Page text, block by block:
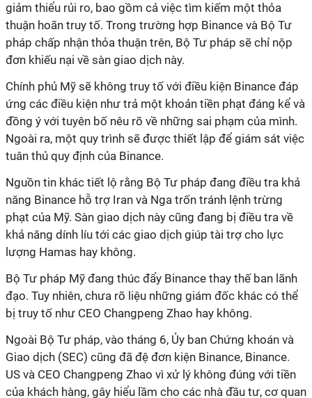
giảm thiểu rủi ro, bao gồm cả việc tìm kiếm một thỏa
thuận hoãn truy tố. Trong trường hợp Binance và Bộ Tư
pháp chấp nhận thỏa thuận trên, Bộ Tư pháp sẽ chỉ nộp
đơn khiếu nại về sàn giao dịch này.
Chính phủ Mỹ sẽ không truy tố với điều kiện Binance đáp
ứng các điều kiện như trả một khoản tiền phạt đáng kể và
đồng ý với tuyên bố nêu rõ về những sai phạm của mình.
Ngoài ra, một quy trình sẽ được thiết lập để giám sát việc
tuân thủ quy định của Binance.
Nguồn tin khác tiết lộ rằng Bộ Tư pháp đang điều tra khả
năng Binance hỗ trợ Iran và Nga trốn tránh lệnh trừng
phạt của Mỹ. Sàn giao dịch này cũng đang bị điều tra về
khả năng dính líu tới các giao dịch giúp tài trợ cho lực
lượng Hamas hay không.
Bộ Tư pháp Mỹ đang thúc đẩy Binance thay thế ban lãnh
đạo. Tuy nhiên, chưa rõ liệu những giám đốc khác có thể
bị truy tố như CEO Changpeng Zhao hay không.
Ngoài Bộ Tư pháp, vào tháng 6, Ủy ban Chứng khoán và
Giao dịch (SEC) cũng đã đệ đơn kiện Binance, Binance.
US và CEO Changpeng Zhao vì xử lý không đúng với tiền
của khách hàng, gây hiểu lầm cho các nhà đầu tư, cơ quan